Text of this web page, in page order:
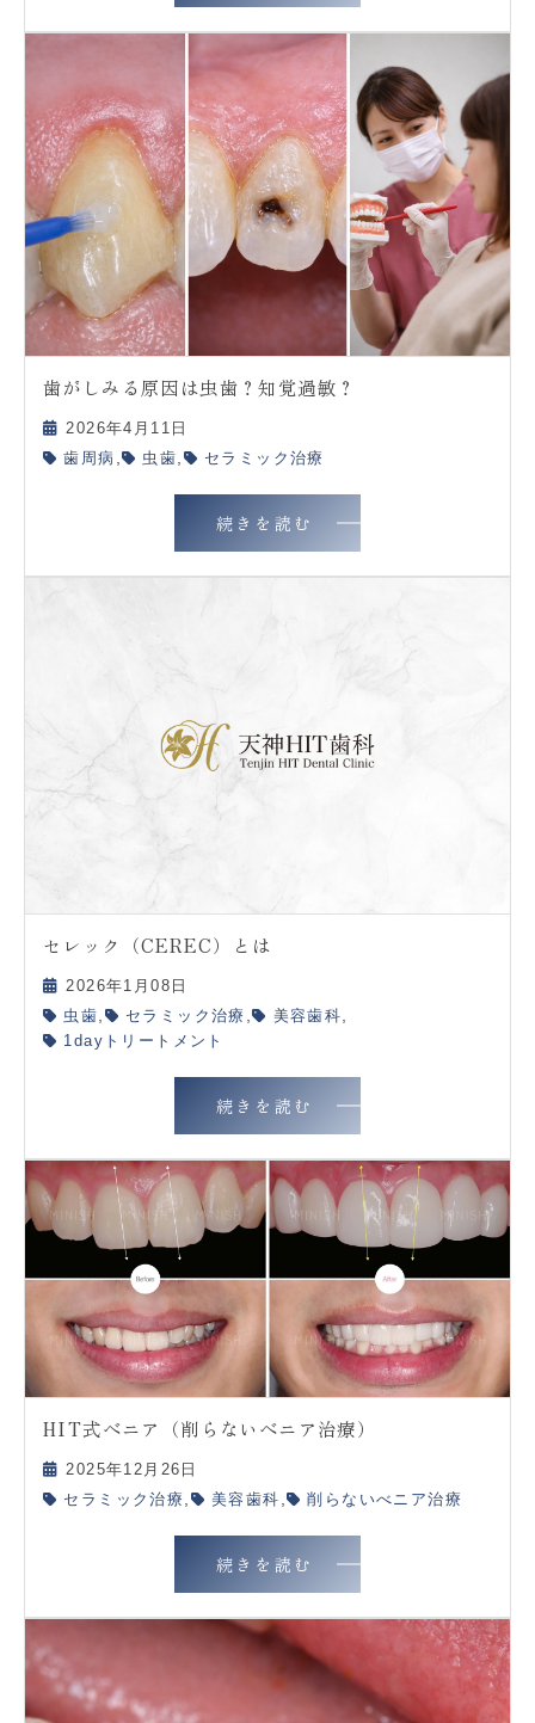
歯がしみる原因は虫歯？知覚過敏？
2026年4月11日
歯周病 , 虫歯, セラミック治療
続きを読む
セレック（CEREC）とは
2026年1月08日
虫歯, セラミック治療 , 美容歯科,
1dayトリートメント
続きを読む
HIT式べニア（削らないべニア治療）
2025年12月26日
セラミック治療
美容歯科 , 削らないべニア治療
続きを読む